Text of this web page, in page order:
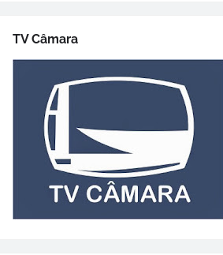
TV Câmara